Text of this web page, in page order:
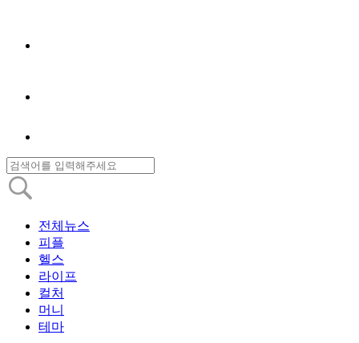
전체뉴스
피플
헬스
라이프
컬처
머니
테마